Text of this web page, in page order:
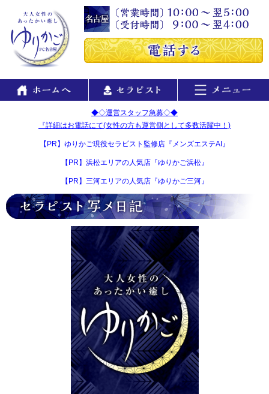
◆◇運営スタッフ急募◇◆
『詳細はお電話にて(女性の方も運営側として多数活躍中！)
【PR】ゆりかご現役セラピスト監修店『メンズエステAI』
【PR】浜松エリアの人気店『ゆりかご浜松』
【PR】三河エリアの人気店『ゆりかご三河』